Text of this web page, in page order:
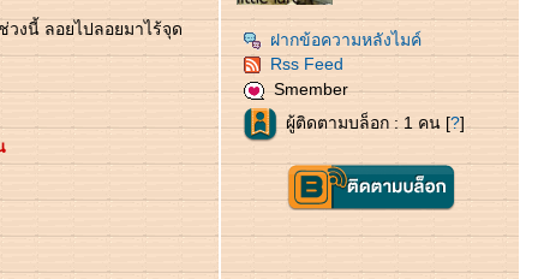
งนี้ ลอยไปลอยมาไร้จุด
ฝากข้อความหลังไมค์
Rss Feed
Smember
ผู้ติดตามบล็อก : 1 คน [?]